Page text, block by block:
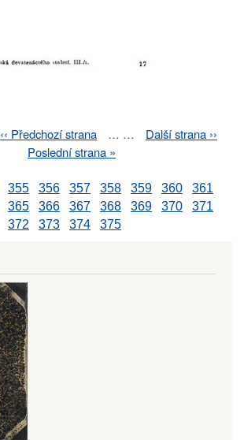
Previous
‹‹ Předchozí strana … …
Next
Další strana ››
Last
Poslední strana »
355 356 357 358 359 360
361
365 366 367 368 369 370
371
372
373 374 375